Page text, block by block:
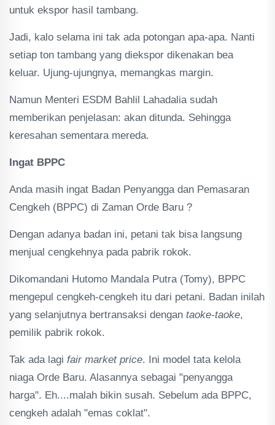
untuk ekspor hasil tambang.
Jadi, kalo selama ini tak ada potongan apa-apa. Nanti
setiap ton tambang yang diekspor dikenakan bea
keluar. Ujung-ujungnya, memangkas margin.
Namun Menteri ESDM Bahlil Lahadalia sudah
memberikan penjelasan: akan ditunda. Sehingga
keresahan sementara mereda.
Ingat BPPC
Anda masih ingat Badan Penyangga dan Pemasaran
Cengkeh (BPPC) di Zaman Orde Baru ?
Dengan adanya badan ini, petani tak bisa langsung
menjual cengkehnya pada pabrik rokok.
Dikomandani Hutomo Mandala Putra (Tomy), BPPC
mengepul cengkeh-cengkeh itu dari petani. Badan inilah
yang selanjutnya bertransaksi dengan taoke-taoke,
pemilik pabrik rokok.
Tak ada lagi fair market price. Ini model tata kelola
niaga Orde Baru. Alasannya sebagai "penyangga
harga". Eh....malah bikin susah. Sebelum ada BPPC,
cengkeh adalah "emas coklat".